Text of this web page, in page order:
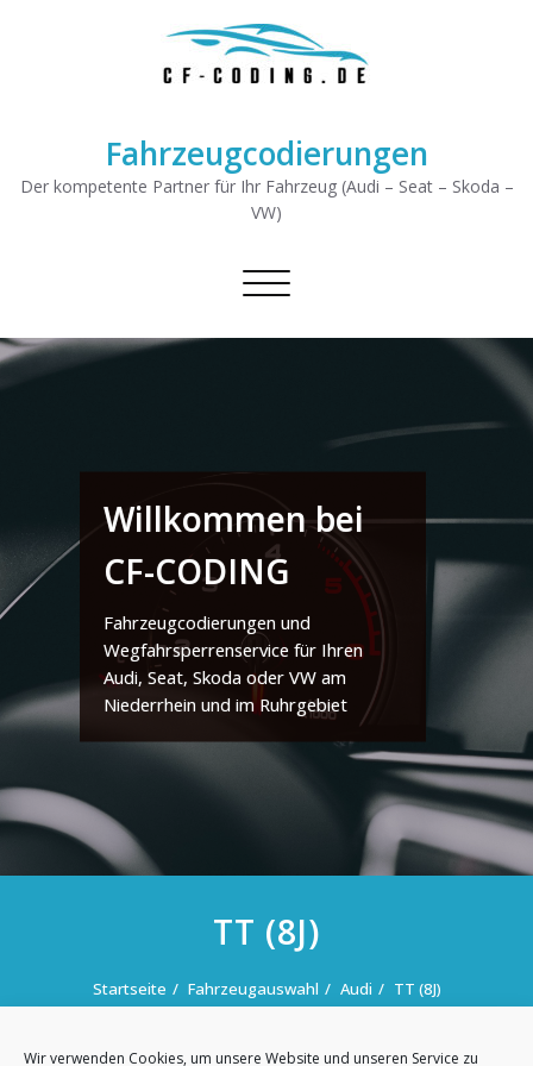
Wir verwenden Cookies, um unsere Website und unseren Service zu
Fahrzeugcodierungen
Der kompetente Partner für Ihr Fahrzeug (Audi – Seat – Skoda –
VW)
Schalte Navigation
Willkommen bei
CF-CODING
Fahrzeugcodierungen und
Wegfahrsperrenservice für Ihren
Audi, Seat, Skoda oder VW am
Niederrhein und im Ruhrgebiet
TT (8J)
Startseite Fahrzeugauswahl Audi TT (8J)